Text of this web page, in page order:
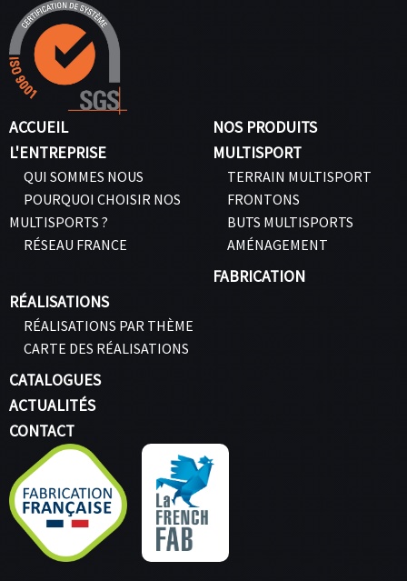
ACCUEIL
L'ENTREPRISE
QUI SOMMES NOUS
POURQUOI CHOISIR NOS
MULTISPORTS ?
RÉSEAU FRANCE
NOS PRODUITS
MULTISPORT
TERRAIN MULTISPORT
FRONTONS
BUTS MULTISPORTS
AMÉNAGEMENT
FABRICATION
RÉALISATIONS
RÉALISATIONS PAR THÈME
CARTE DES RÉALISATIONS
CATALOGUES
ACTUALITÉS
CONTACT